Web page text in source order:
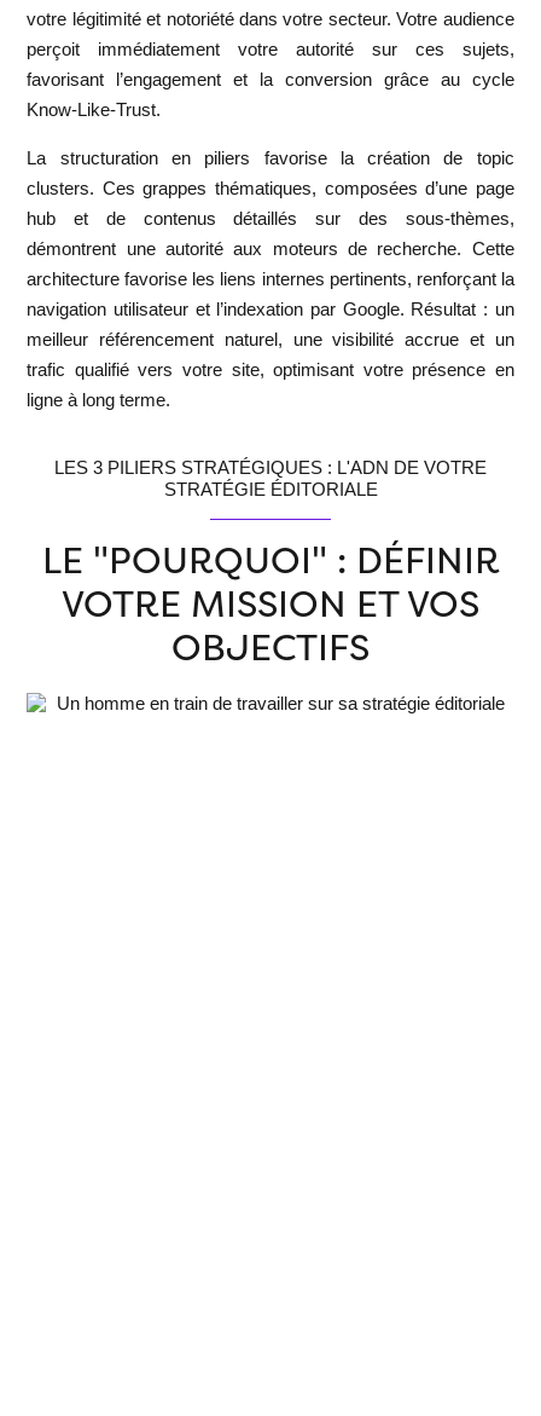
votre légitimité et notoriété dans votre secteur. Votre audience
perçoit immédiatement votre autorité sur ces sujets,
favorisant l’engagement et la conversiongrâce au cycle
Know-Like-Trust.
La structuration en piliers favorise la création de topic
clusters. Ces grappes thématiques, composées d’une page
hub et de contenus détaillés sur des sous-thèmes,
démontrent une autorité aux moteurs de recherche. Cette
architecture favorise les liens internes pertinents, renforçant la
navigation utilisateur et l’indexation par Google. Résultat : un
meilleur référencement naturel, une visibilité accrue et un
trafic qualifiévers votre site, optimisant votre présence en
ligne à long terme.
LES 3 PILIERS STRATÉGIQUES : L'ADN DE VOTRE
STRATÉGIE ÉDITORIALE
LE "POURQUOI" : DÉFINIR
VOTRE MISSION ET VOS
OBJECTIFS